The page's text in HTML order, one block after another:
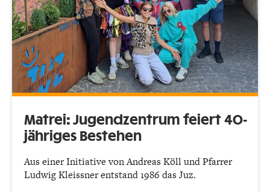
Matrei: Jugendzentrum feiert 40-
jähriges Bestehen
Aus einer Initiative von Andreas Köll und Pfarrer
Ludwig Kleissner entstand 1986 das Juz.